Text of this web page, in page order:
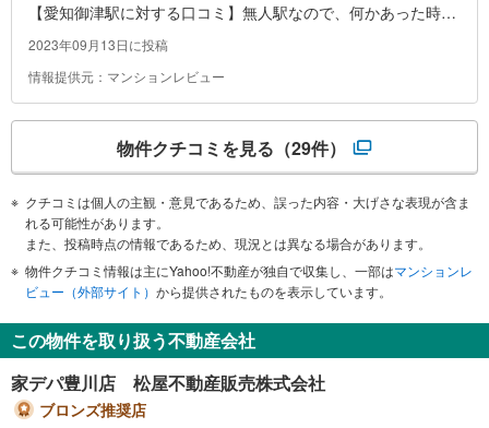
【愛知御津駅に対する口コミ】無人駅なので、何かあった時に
大変。ICカードのチャージも、ひと手間かかる。ほとんど家が
2023年09月13日に投稿
情報提供元：マンションレビュー
物件クチコミを見る （29件）
クチコミは個人の主観・意見であるため、誤った内容・大げさな表現が含ま
れる可能性があります。
また、投稿時点の情報であるため、現況とは異なる場合があります。
物件クチコミ情報は主にYahoo!不動産が独自で収集し、一部はマンションレ
ビュー（外部サイト） から提供されたものを表示しています。
この物件を取り扱う不動産会社
家デパ豊川店 松屋不動産販売株式会社
ブロンズ推奨店